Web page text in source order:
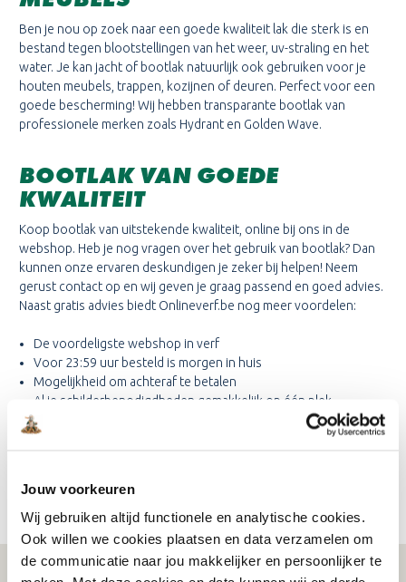
Jouw voorkeuren
Wij gebruiken altijd functionele en analytische cookies.
Ook willen we cookies plaatsen en data verzamelen om
de communicatie naar jou makkelijker en persoonlijker te
Ben je nou op zoek naar een goede kwaliteit lak die sterk is en
bestand tegen blootstellingen van het weer, uv-straling en het
water. Je kan jacht of bootlak natuurlijk ook gebruiken voor je
houten meubels, trappen, kozijnen of deuren. Perfect voor een
goede bescherming! Wij hebben transparante bootlak van
professionele merken zoals Hydrant en Golden Wave.
BOOTLAK VAN GOEDE
KWALITEIT
Koop bootlak van uitstekende kwaliteit, online bij ons in de
webshop. Heb je nog vragen over het gebruik van bootlak? Dan
kunnen onze ervaren deskundigen je zeker bij helpen! Neem
gerust contact op en wij geven je graag passend en goed advies.
Naast gratis advies biedt Onlineverf.be nog meer voordelen:
De voordeligste webshop in verf
Voor 23:59 uur besteld is morgen in huis
Mogelijkheid om achteraf te betalen
Al je schilderbenodigdheden gemakkelijk op één plek
bestellen